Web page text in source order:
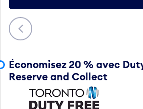
Précédent
Économisez 20 % avec
Reserve and Collect